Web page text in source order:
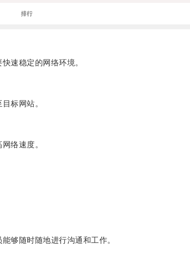
排行
速稳定的网络环境。
标网站。
络速度。
够随时随地进行沟通和工作。